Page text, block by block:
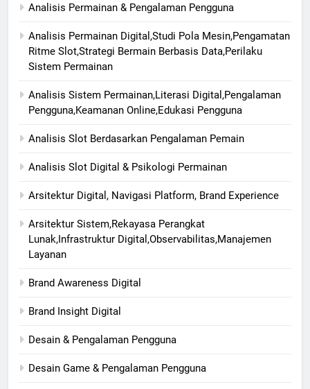
Analisis Permainan & Pengalaman Pengguna
Analisis Permainan Digital,Studi Pola Mesin,Pengamatan
Ritme Slot,Strategi Bermain Berbasis Data,Perilaku
Sistem Permainan
Analisis Sistem Permainan,Literasi Digital,Pengalaman
Pengguna,Keamanan Online,Edukasi Pengguna
Analisis Slot Berdasarkan Pengalaman Pemain
Analisis Slot Digital & Psikologi Permainan
Arsitektur Digital, Navigasi Platform, Brand Experience
Arsitektur Sistem,Rekayasa Perangkat
Lunak,Infrastruktur Digital,Observabilitas,Manajemen
Layanan
Brand Awareness Digital
Brand Insight Digital
Desain & Pengalaman Pengguna
Desain Game & Pengalaman Pengguna